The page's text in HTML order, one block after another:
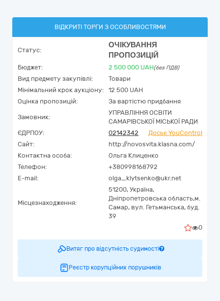
ВІДКРИТІ ТОРГИ З ОСОБЛИВОСТЯМИ
Статус:
ОЧІКУВАННЯ
ПРОПОЗИЦІЙ
Бюджет: 2 500 000 UAH(без ПДВ)
Вид предмету закупівлі:
Товари
Мінімальний крок аукціону:
12 500 UAH
Оцінка пропозицій:
За вартістю придбання
Замовник:
УПРАВЛІННЯ ОСВІТИ
САМАРІВСЬКОЇ МІСЬКОЇ РАДИ
ЄДРПОУ:
02142342
Досьє YouControl
Сайт:
http://novosvita.klasna.com/
Контактна особа:
Ольга Клиценко
Телефон:
+380998168792
E-mail:
olga_klytsenko@ukr.net
Місцезнаходження:
51200, Україна,
Дніпропетровська область,м.
Самар, вул. Гетьманська, буд.
39
0
Витяг про відсутність судимості
Реєстр корупційних порушників